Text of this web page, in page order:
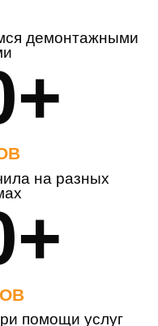
демонтажными
на разных
помощи услуг